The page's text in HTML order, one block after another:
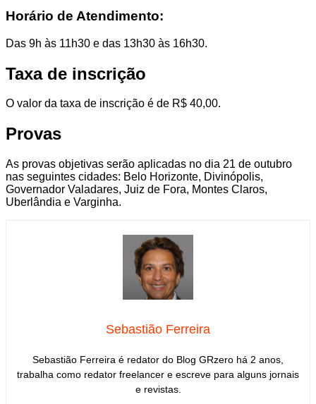
Horário de Atendimento:
Das 9h às 11h30 e das 13h30 às 16h30.
Taxa de inscrição
O valor da taxa de inscrição é de R$ 40,00.
Provas
As provas objetivas serão aplicadas no dia 21 de outubro
nas seguintes cidades: Belo Horizonte, Divinópolis,
Governador Valadares, Juiz de Fora, Montes Claros,
Uberlândia e Varginha.
Sebastião Ferreira
Sebastião Ferreira é redator do Blog GRzero há 2 anos,
trabalha como redator freelancer e escreve para alguns jornais
e revistas.